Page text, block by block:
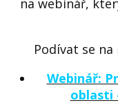
Podívat se
Webinář:
oblasti